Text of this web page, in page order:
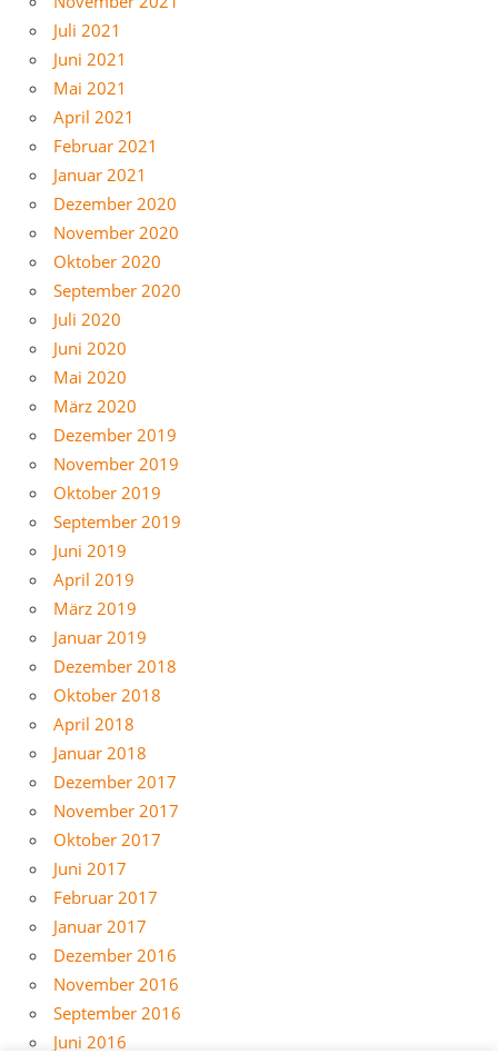
Juli 2021
Juni 2021
Mai 2021
April 2021
Februar 2021
Januar 2021
Dezember 2020
November 2020
Oktober 2020
September 2020
Juli 2020
Juni 2020
Mai 2020
März 2020
Dezember 2019
November 2019
Oktober 2019
September 2019
Juni 2019
April 2019
März 2019
Januar 2019
Dezember 2018
Oktober 2018
April 2018
Januar 2018
Dezember 2017
November 2017
Oktober 2017
Juni 2017
Februar 2017
Januar 2017
Dezember 2016
November 2016
September 2016
Juni 2016